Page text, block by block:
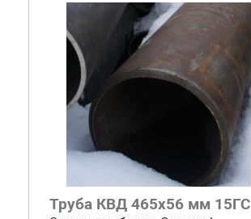
Труба КВД 465х56 мм 15ГС